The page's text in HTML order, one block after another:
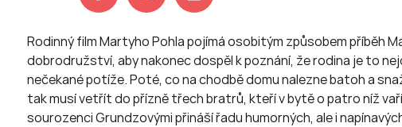
Rodinný film Martyho Pohla pojímá osobitým způsobem
dobrodružství, aby nakonec dospěl k poznání, že rodina je to
nečekané potíže. Poté, co na chodbě domu nalezne batoh a
tak musí vetřít do přízně třech bratrů, kteří v bytě o patro níž
sourozenci Grundzovými přináší řadu humorných, ale i